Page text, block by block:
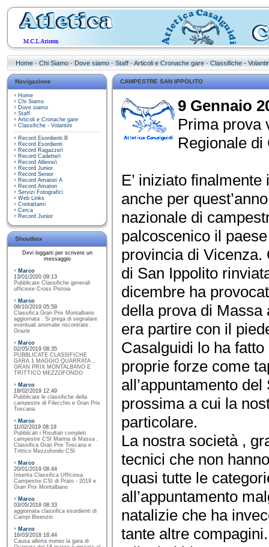
Home · Chi Siamo · Dove siamo · Staff · Articoli e Cronache gare · Classifiche -
Navigazione
Home
Chi Siamo
Dove siamo
Staff
Articoli e Cronache gare
Classifiche - Volantini
Record Esordienti B
Record Esordienti
Record Ragazze/i
Record Cadette/i
Record Allieve/i
Record Junior
Record Senior
Record Amatori A
Record Amatori
Servizi Fotografici
Web Links
Contattami
Cerca
Record Junior
Shoutbox
Devi loggarti per scrivere un
messaggio
Marco
13/01/2020 09:13
Pubblicate Classifiche generali
ufficiose Cross Pistoia
Marco
08/10/2019 05:59
Classifica Gran Prix Montalbano
aggiornata . Si prega di segnalare
eventuali anomalie riscontrate .
Grazie
Marco
02/05/2019 08:35
PUBBLICATE CLASSIFICHE
GARA 1 MAGGIO QUARRATA ,
GRAN PRIX MONTALBANO E
TRITTICO MEZZOFONDO
Marco
18/02/2019 12:49
Pubblicate le classifiche della
campestre di Filecchio e Gran Prix
Toscana
Marco
11/02/2019 08:19
Pubblicati i Risultati completi
campestre CSI Marina di Massa ,
Classifica Gran Prix Toscana e
Trittico Mezzofondo CSI
Marco
20/01/2019 08:44
Inserita Classifica Ufficiosa
Campestre CSI di Prato - 2019 e
Gran Prix Montalbano
Marco
03/05/2018 08:33
aggiornata classifica esordienti di
Campi Bisenzio
Marco
16/03/2018 18:44
Causa allerta meteo la gara di
CAMPESTRE SAN IPPOLITO
9 Gennaio
Prima prova
Regionale
E’ iniziato
anche per
nazionale di
palcoscenico il
provincia di Vicenza.
di San Ippolito
dicembre ha
della prova di Massa
era partire con il
Casalguidi lo ha
proprie forze come
all’appuntamento
prossima a cui la
particolare.
La nostra società ,
tecnici che non
quasi tutte le
all’appuntamento
natalizie che ha
tante altre compagini.